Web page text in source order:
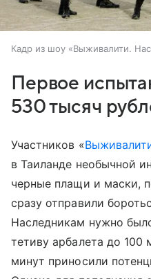
Кадр из шоу «Выживалити.
Первое
530 тысяч
Участников «
в Таиланде необычной
черные плащи и маски,
сразу отправили
Наследникам нужно
тетиву арбалета до 100
минут приносили